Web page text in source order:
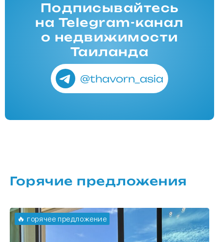
Подписывайтесь
на Telegram-канал
о недвижимости
Таиланда
@thavorn_asia
Горячие предложения
🔥 горячее предложение